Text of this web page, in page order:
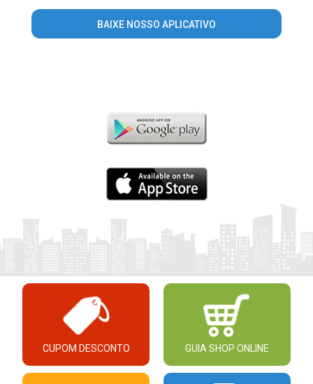
BAIXE NOSSO APLICATIVO
CUPOM DESCONTO GUIA SHOP ONLINE